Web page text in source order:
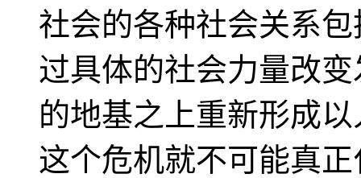
社会的各种社会关系
过具体的社会力量改
的地基之上重新形成
这个危机就不可能真